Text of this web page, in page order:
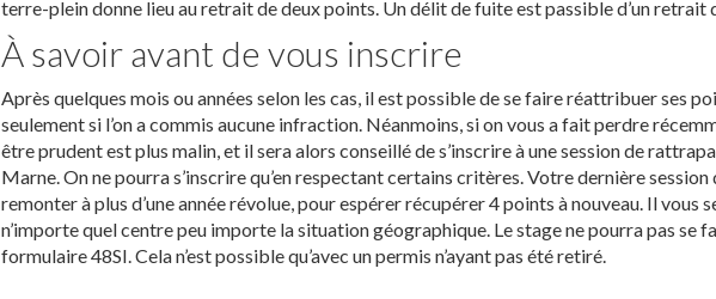
terre-plein donne lieu au retrait de deux points. Un délit de fuite est passible d’un retrait
À savoir avant de vous inscrire
Après quelques mois ou années selon les cas, il est possible de se faire réattribuer ses
seulement si l’on a commis aucune infraction. Néanmoins, si on vous a fait perdre
être prudent est plus malin, et il sera alors conseillé de s’inscrire à une session de
Marne. On ne pourra s’inscrire qu’en respectant certains critères. Votre dernière
remonter à plus d’une année révolue, pour espérer récupérer 4 points à nouveau. Il vous
n’importe quel centre peu importe la situation géographique. Le stage ne pourra pas se
formulaire 48SI. Cela n’est possible qu’avec un permis n’ayant pas été retiré.